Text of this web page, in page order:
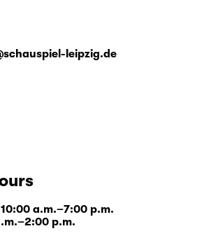
leipzig.de
a.m.–7:00 p.m.
p.m.